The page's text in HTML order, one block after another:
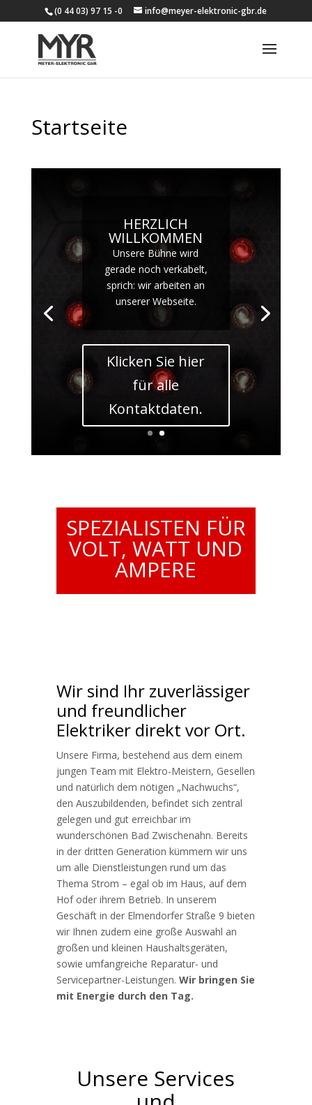
(0 44 03) 97 15 -0 info@meyer-elektronic-gbr.de
Startseite
HERZLICH
WILLKOMMEN
Unsere Bühne wird
gerade noch verkabelt,
sprich: wir arbeiten an
unserer Webseite.
Klicken Sie hier
für alle
Kontaktdaten.
SPEZIALISTEN FÜR
VOLT, WATT UND
AMPERE
Wir sind Ihr zuverlässiger
und freundlicher
Elektriker direkt vor Ort.
Unsere Firma, bestehend aus dem einem
jungen Team mit Elektro-Meistern, Gesellen
und natürlich dem nötigen „Nachwuchs“,
den Auszubildenden, befindet sich zentral
gelegen und gut erreichbar im
wunderschönen Bad Zwischenahn. Bereits
in der dritten Generation kümmern wir uns
um alle Dienstleistungen rund um das
Thema Strom – egal ob im Haus, auf dem
Hof oder ihrem Betrieb. In unserem
Geschäft in der Elmendorfer Straße 9 bieten
wir Ihnen zudem eine große Auswahl an
großen und kleinen Haushaltsgeräten,
sowie umfangreiche Reparatur- und
Servicepartner-Leistungen. Wir bringen Sie
mit Energie durch den Tag.
Unsere Services